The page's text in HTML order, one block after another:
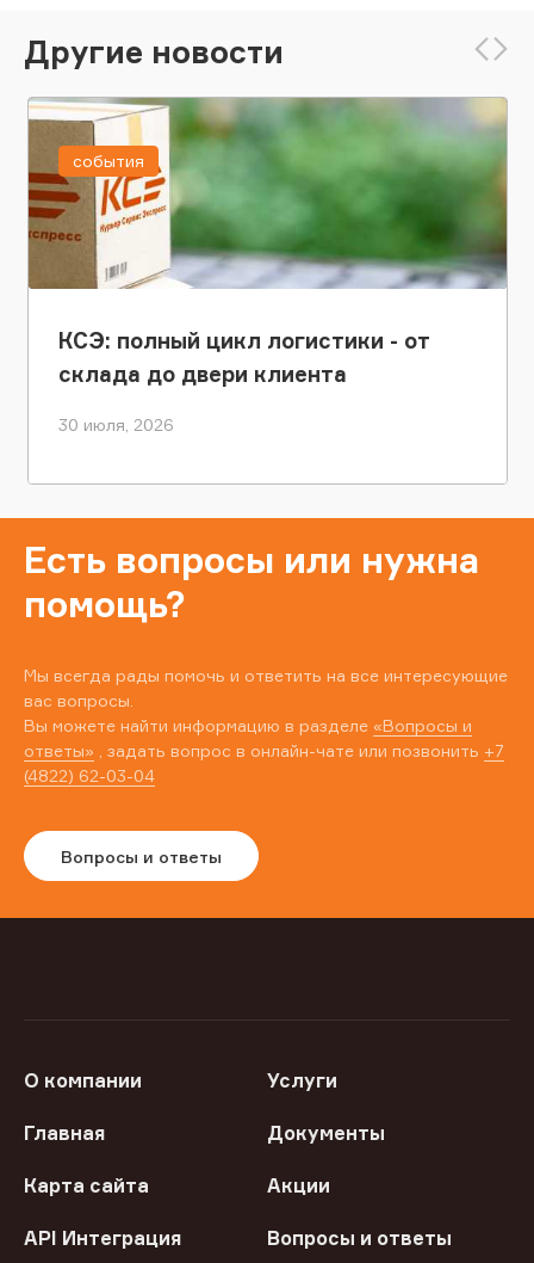
Другие новости
КСЭ: полный цикл логистики - от
склада до двери клиента
30 июля, 2026
события
Есть вопросы или нужна
помощь?
Мы всегда рады помочь и ответить на все интересующие
вас вопросы.
Вы можете найти информацию в разделе «Вопросы и
ответы» , задать вопрос в онлайн-чате или позвонить +7
(4822) 62-03-04
Вопросы и ответы
О компании Услуги
Главная Документы
Карта сайта Акции
API Интеграция Вопросы и ответы